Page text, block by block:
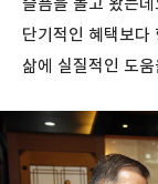
단기적인 혜택보다
삶에 실질적인 도